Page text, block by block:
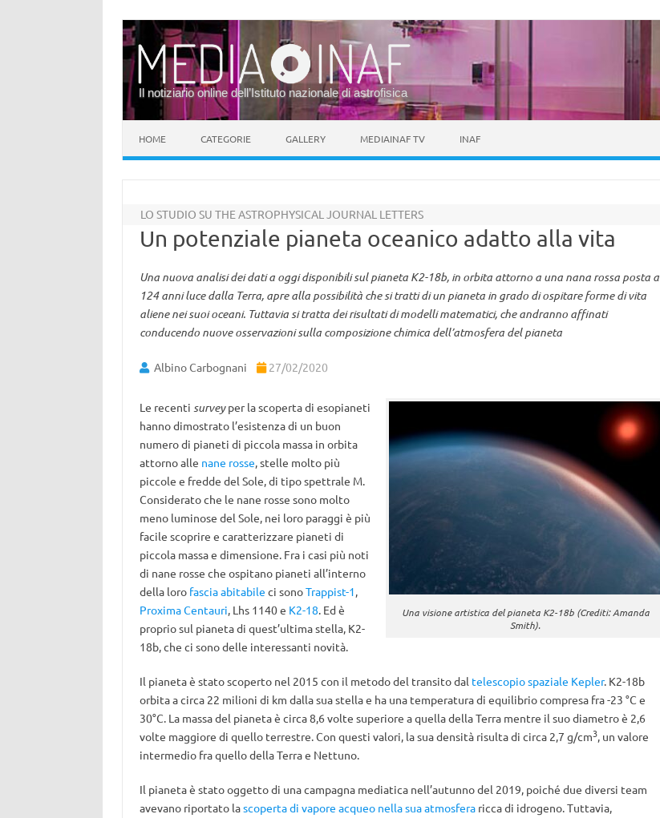
Il notiziario online dell’Istituto nazionale di astrofisica
HOME CATEGORIE GALLERY MEDIAINAF TV INAF
LO STUDIO SU THE ASTROPHYSICAL JOURNAL LETTERS
Un potenziale pianeta oceanico adatto alla vita
Una nuova analisi dei dati a oggi disponibili sul pianeta K2-18b, in orbita attorno a una nana rossa posta a
124 anni luce dalla Terra, apre alla possibilità che si tratti di un pianeta in grado di ospitare forme di vita
aliene nei suoi oceani. Tuttavia si tratta dei risultati di modelli matematici, che andranno affinati
conducendo nuove osservazioni sulla composizione chimica dell’atmosfera del pianeta
Albino Carbognani 27/02/2020
Una visione artistica del pianeta K2-18b (Crediti: Amanda
Smith).
Le recenti surveyper la scoperta di esopianeti
hanno dimostrato l’esistenza di un buon
numero di pianeti di piccola massa in orbita
attorno alle nane rosse, stelle molto più
piccole e fredde del Sole, di tipo spettrale M.
Considerato che le nane rosse sono molto
meno luminose del Sole, nei loro paraggi è più
facile scoprire e caratterizzare pianeti di
piccola massa e dimensione. Fra i casi più noti
di nane rosse che ospitano pianeti all’interno
della loro fascia abitabile ci sonoTrappist-1,
Proxima Centauri, Lhs 1140 e K2-18. Ed è
proprio sul pianeta di quest’ultima stella, K2-
18b, che ci sono delle interessanti novità.
Il pianeta è stato scoperto nel 2015 con il metodo del transito dal telescopio spaziale Kepler. K2-18b
orbita a circa 22 milioni di km dalla sua stella e ha una temperatura di equilibrio compresa fra -23 °C e
30°C. La massa del pianeta è circa 8,6 volte superiore a quella della Terra mentre il suo diametro è 2,6
volte maggiore di quello terrestre. Con questi valori, la sua densità risulta di circa 2,7 g/cm3, un valore
intermedio fra quello della Terra e Nettuno.
Il pianeta è stato oggetto di una campagna mediatica nell’autunno del 2019, poiché due diversi team
avevano riportato lascoperta di vapore acqueo nella sua atmosferaricca di idrogeno. Tuttavia,